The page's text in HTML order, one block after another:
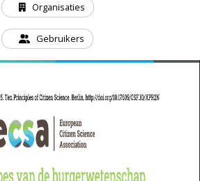
Organisaties
Gebruikers